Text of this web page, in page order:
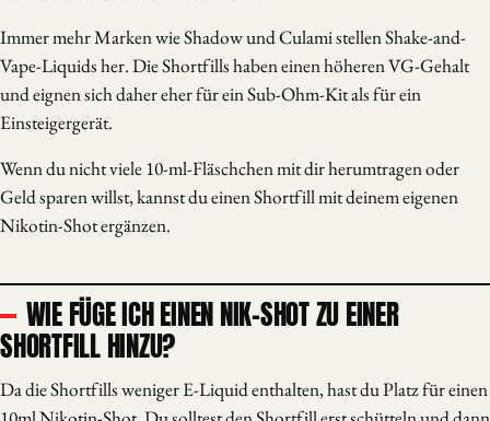
Immer mehr Marken wie Shadow und Culami stellen Shake-and-
Vape-Liquids her. Die Shortfills haben einen höheren VG-Gehalt
und eignen sich daher eher für ein Sub-Ohm-Kit als für ein
Einsteigergerät.
Wenn du nicht viele 10-ml-Fläschchen mit dir herumtragen oder
Geld sparen willst, kannst du einen Shortfill mit deinem eigenen
Nikotin-Shot ergänzen.
WIE FÜGE ICH EINEN NIK-SHOT ZU EINER
SHORTFILL HINZU?
Da die Shortfills weniger E-Liquid enthalten, hast du Platz für einen